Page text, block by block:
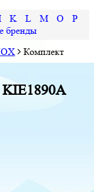
K L M O
P
Комплект
KIE1890A